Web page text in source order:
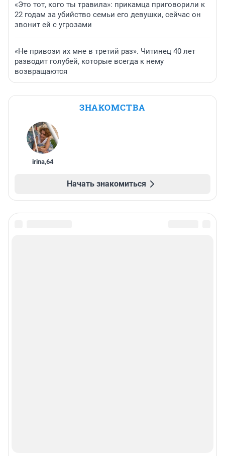
«Это тот, кого ты травила»: прикамца приговорили к
22 годам за убийство семьи его девушки, сейчас он
звонит ей с угрозами
«Не привози их мне в третий раз». Читинец 40 лет
разводит голубей, которые всегда к нему
возвращаются
ЗНАКОМСТВА
irina,64
Начать знакомиться